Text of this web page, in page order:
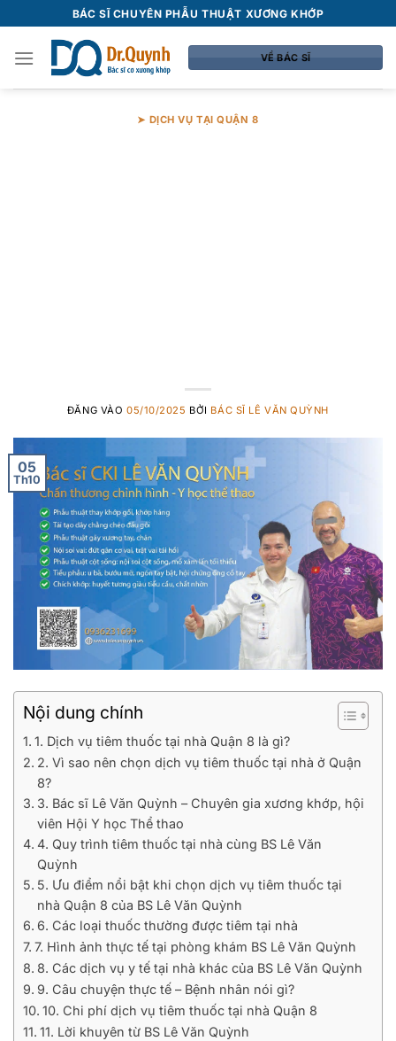
qua
nội
BÁC SĨ CHUYÊN PHẪU THUẬT XƯƠNG KHỚP
VỀ BÁC SĨ
➤ DỊCH VỤ TẠI QUẬN 8
ĐĂNG VÀO 05/10/2025 BỞI BÁC SĨ LÊ VĂN QUỲNH
05
Th10
Nội dung chính
1. Dịch vụ tiêm thuốc tại nhà Quận 8 là gì?
2. Vì sao nên chọn dịch vụ tiêm thuốc tại nhà ở Quận
8?
3. Bác sĩ Lê Văn Quỳnh – Chuyên gia xương khớp, hội
viên Hội Y học Thể thao
4. Quy trình tiêm thuốc tại nhà cùng BS Lê Văn
Quỳnh
5. Ưu điểm nổi bật khi chọn dịch vụ tiêm thuốc tại
nhà Quận 8 của BS Lê Văn Quỳnh
6. Các loại thuốc thường được tiêm tại nhà
7. Hình ảnh thực tế tại phòng khám BS Lê Văn Quỳnh
8. Các dịch vụ y tế tại nhà khác của BS Lê Văn Quỳnh
9. Câu chuyện thực tế – Bệnh nhân nói gì?
10. Chi phí dịch vụ tiêm thuốc tại nhà Quận 8
11. Lời khuyên từ BS Lê Văn Quỳnh